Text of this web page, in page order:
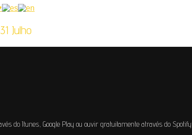
Julho
do Itunes, Google Play ou ouvir gratuitamente através do Spotify